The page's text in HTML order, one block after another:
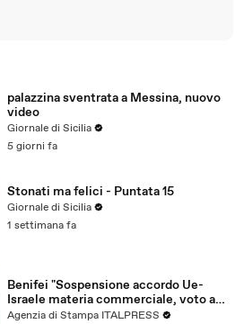
palazzina sventrata a Messina, nuovo
video
Giornale di Sicilia
5 giorni fa
Stonati ma felici - Puntata 15
Giornale di Sicilia
1 settimana fa
Benifei "Sospensione accordo Ue-
Israele materia commerciale, voto a
maggioranza"
Agenzia di Stampa ITALPRESS